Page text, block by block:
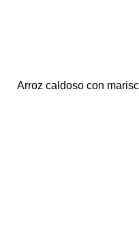
Arroz caldoso con